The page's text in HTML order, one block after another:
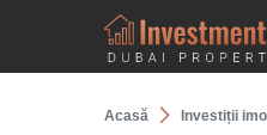
Acasă Investiții